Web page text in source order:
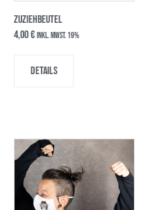
ZUZIEHBEUTEL
4,00€ inkl. MwSt. 19%
Details